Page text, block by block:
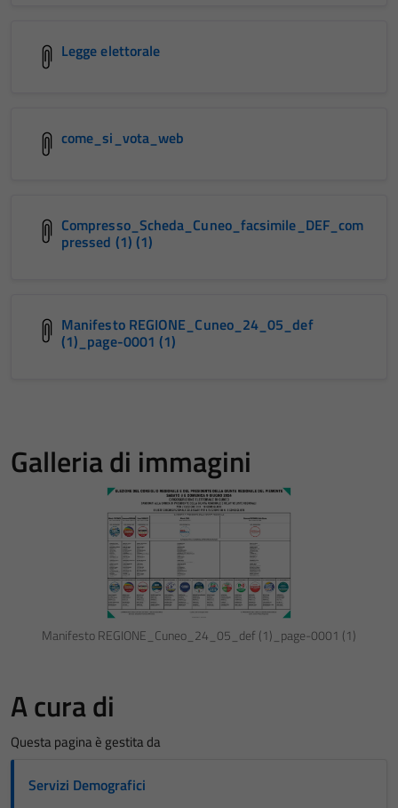
Legge elettorale
come_si_vota_web
Compresso_Scheda_Cuneo_facsimile_DEF_com
pressed (1) (1)
Manifesto REGIONE_Cuneo_24_05_def
(1)_page-0001 (1)
Galleria di immagini
Manifesto REGIONE_Cuneo_24_05_def (1)_page-0001 (1)
A cura di
Questa pagina è gestita da
Servizi Demografici